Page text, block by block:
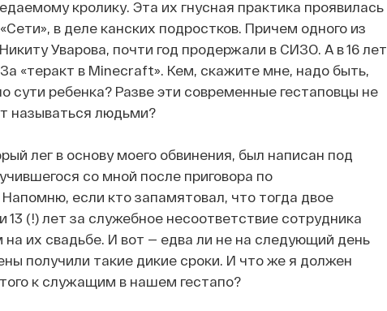
кролику. Эта их гнусная практика проявилась
в деле канских подростков. Причем одного из
Уварова, почти год продержали в СИЗО. А в 16 лет
«теракт в Minecraft». Кем, скажите мне, надо быть,
сути ребенка? Разве эти современные гестаповцы не
называться людьми?
лег в основу моего обвинения, был написан под
со мной после приговора по
Напомню, если кто запамятовал, что тогда двое
13 (!) лет за служебное несоответствие сотрудника
их свадьбе. И вот — едва ли не на следующий день
получили такие дикие сроки. И что же я должен
к служащим в нашем гестапо?